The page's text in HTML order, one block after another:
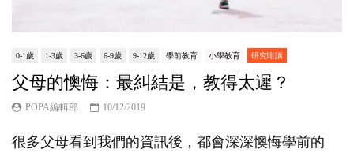
0-1歲 1-3歲 3-6歲 6-9歲 9-12歲 學前教育 小學教育 研究咁講
父母的懊悔：最糾結是，教得太遲？
POPA編輯部 10/12/2019
很多父母看到我們的資訊後，都會深深懊悔學前的